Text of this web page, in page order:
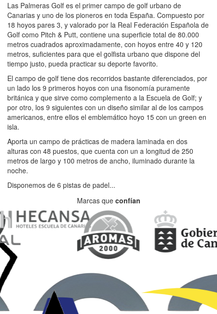
Las Palmeras Golf es el primer campo de golf urbano de
Canarias y uno de los pioneros en toda España. Compuesto por
18 hoyos pares 3, y valorado por la Real Federación Española de
Golf como Pitch & Putt, contiene una superficie total de 80.000
metros cuadrados aproximadamente, con hoyos entre 40 y 120
metros, suficientes para que el golfista urbano que dispone del
tiempo justo, pueda practicar su deporte favorito.
El campo de golf tiene dos recorridos bastante diferenciados, por
un lado los 9 primeros hoyos con una fisonomía puramente
británica y que sirve como complemento a la Escuela de Golf; y
por otro, los 9 siguientes con un diseño similar al de los campos
americanos, entre ellos el emblemático hoyo 15 con un green en
isla.
Aporta un campo de prácticas de madera laminada en dos
alturas con 48 puestos, que cuenta con un a longitud de 250
metros de largo y 100 metros de ancho, iluminado durante la
noche.
Disponemos de 6 pistas de padel...
Marcas que confían